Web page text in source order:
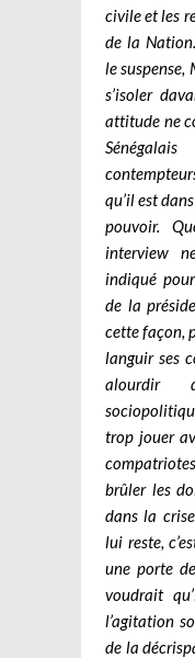
civile et les
de la
le
s’isoler
attitude ne
qu’il est
pouvoir.
interview
indiqué
de la
cette façon,
languir ses
alourdir
trop jouer
brûler les
dans la
lui reste,
une porte
voudrait
l’agitation
de la